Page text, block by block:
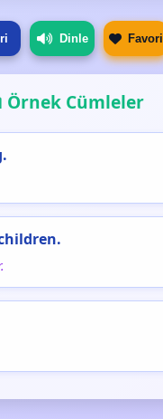
Dinle Favori
Örnek Cümleler